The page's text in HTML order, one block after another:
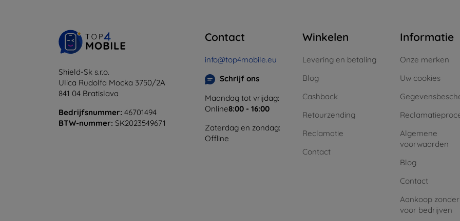
Shield-Sk s.r.o.
Ulica Rudolfa Mocka 3750/2A
841 04 Bratislava
Bedrijfsnummer: 46701494
BTW-nummer: SK2023549671
Contact
info@top4mobile.eu
Schrijf ons
Maandag tot vrijdag:
Online8:00 - 16:00
Zaterdag en zondag:
Offline
Winkelen
Levering en betaling
Blog
Cashback
Retourzending
Reclamatie
Contact
Informatie
Onze merken
Uw cookies
Algemene
voorwaarden
Blog
Contact
Aankoop
voor bedrijven